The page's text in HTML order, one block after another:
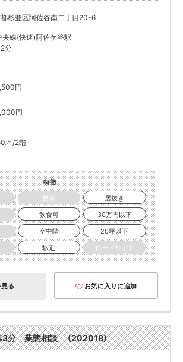
杉並区阿佐谷南二丁目20-6
央線(快速)阿佐ケ谷駅
分
円
円
坪/2階
特徴
更新
居抜き
飲食可
30万円以下
空中階
20坪以下
駅近 ロードサイド
る お気に入りに追加
3分 業態相談 (202018)